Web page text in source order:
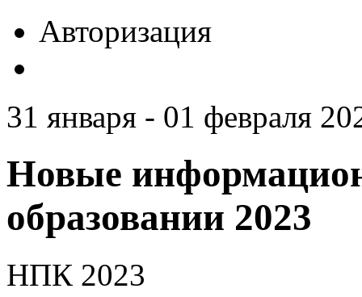
Авторизация
31 января - 01 февраля
Новые
образовании 2023
НПК 2023